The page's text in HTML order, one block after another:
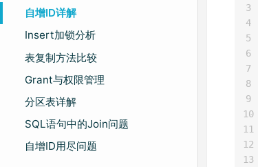
自增ID详解
Insert加锁分析
表复制方法比较
Grant与权限管理
分区表详解
SQL语句中的Join问题
自增ID用尽问题
3
4
5
6
7
8
9
10
11
12
13